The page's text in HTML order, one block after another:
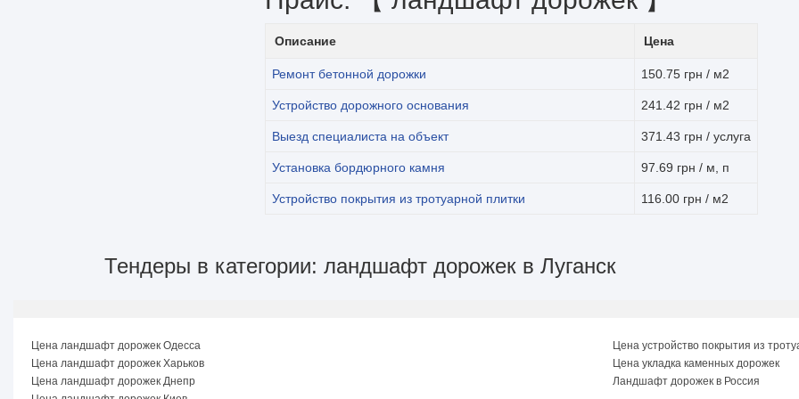
Описание Цена
Ремонт бетонной дорожки 150.75 грн / м2
Устройство дорожного основания 241.42 грн / м2
Выезд специалиста на объект 371.43 грн / услуга
Установка бордюрного камня 97.69 грн / м, п
Устройство покрытия из тротуарной плитки 116.00 грн / м2
Тендеры в категории: ландшафт дорожек в Луганск
Цена ландшафт дорожек Одесса
Цена ландшафт дорожек Харьков
Цена ландшафт дорожек Днепр
Цена устройство покрытия из
Цена укладка каменных дорожек
Ландшафт дорожек в Россия